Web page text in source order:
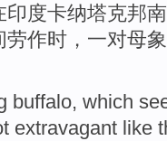
印度卡纳塔克邦
劳作时， 一对母象
buffalo, which
extravagant like